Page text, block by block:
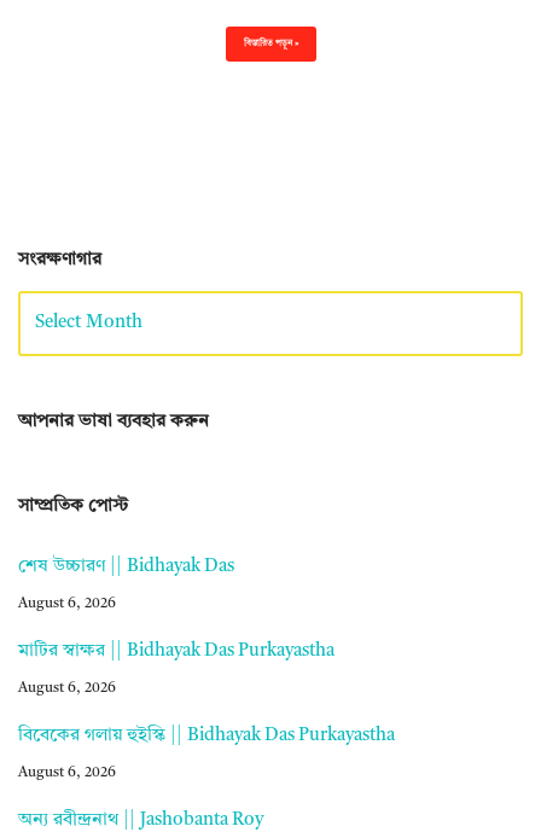
বিস্তারিত পড়ুন »
সংরক্ষণাগার
আপনার ভাষা ব্যবহার করুন
সাম্প্রতিক পোস্ট
শেষ উচ্চারণ || Bidhayak Das
August 6, 2026
মাটির স্বাক্ষর || Bidhayak Das Purkayastha
August 6, 2026
বিবেকের গলায় হুইস্কি || Bidhayak Das Purkayastha
August 6, 2026
অন্য রবীন্দ্রনাথ || Jashobanta Roy